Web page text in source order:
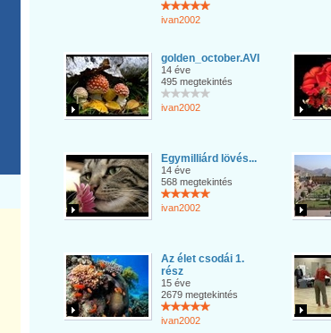
ivan2002
golden_october.AVI
14 éve
495 megtekintés
ivan2002
Egymilliárd lövés...
14 éve
568 megtekintés
ivan2002
Az élet csodái 1.
rész
15 éve
2679 megtekintés
ivan2002